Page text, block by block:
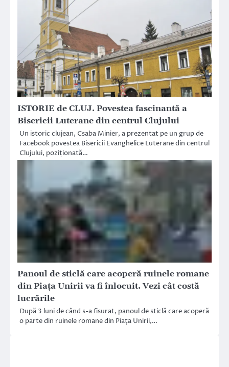
ISTORIE de CLUJ. Povestea fascinantă a
Bisericii Luterane din centrul Clujului
Un istoric clujean, Csaba Minier, a prezentat pe un grup de
Facebook povestea Bisericii Evanghelice Luterane din centrul
Clujului, poziționată…
Panoul de sticlă care acoperă ruinele romane
din Piața Unirii va fi înlocuit. Vezi cât costă
lucrările
După 3 luni de când s-a fisurat, panoul de sticlă care acoperă
o parte din ruinele romane din Piața Unirii,…